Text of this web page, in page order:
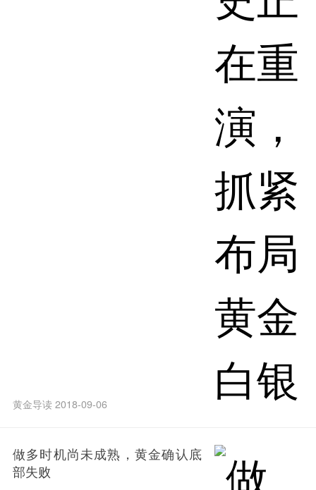
黄金导读 2018-09-06
做多时机尚未成熟，黄金确认底
部失败